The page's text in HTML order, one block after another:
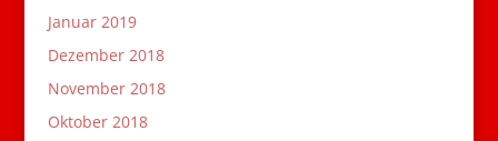
Januar 2019
Dezember 2018
November 2018
Oktober 2018